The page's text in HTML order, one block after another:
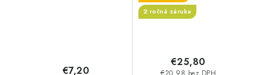
€7,20
2 ročná záruka
€25,80